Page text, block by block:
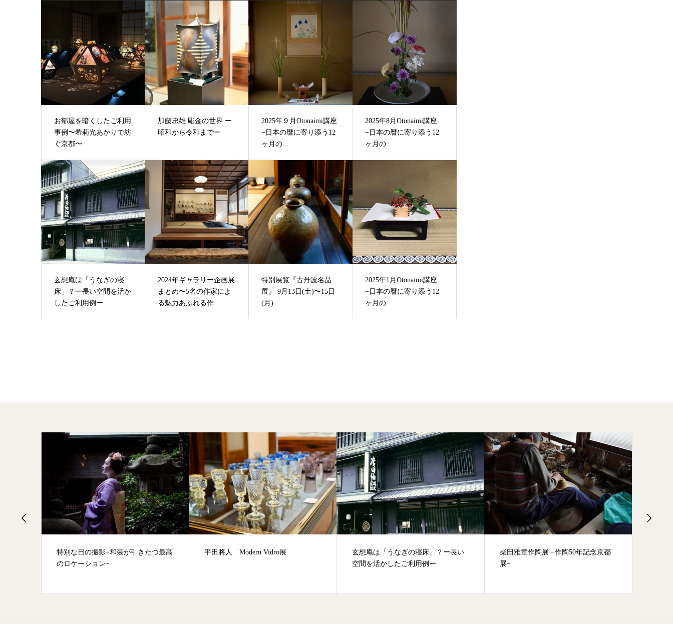
お部屋を暗くしたご利用
事例〜希莉光あかりで紡
ぐ京都〜
加藤忠雄 彫金の世界 ー
昭和から令和までー
2025年９月Otonaimi講座
−日本の暦に寄り添う12
ヶ月の...
2025年8月Otonaimi講座
−日本の暦に寄り添う12
ヶ月の...
玄想庵は「うなぎの寝
床」？ー長い空間を活か
したご利用例ー
2024年ギャラリー企画展
まとめ〜5名の作家によ
る魅力あふれる作...
特別展覧『古丹波名品
展』 9月13日(土)〜15日
(月)
2025年1月Otonaimi講座
−日本の暦に寄り添う12
ヶ月の...
特別な日の撮影−和装が引きたつ最高
のロケーション−
平田將人 Modern Vidro展
玄想庵は「うなぎの寝床」？ー長い
空間を活かしたご利用例ー
柴田雅章作陶展 −作陶50年記念京都
展−